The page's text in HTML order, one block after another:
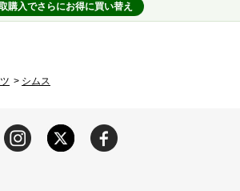
購入でさらにお得に買い替え
> シムス